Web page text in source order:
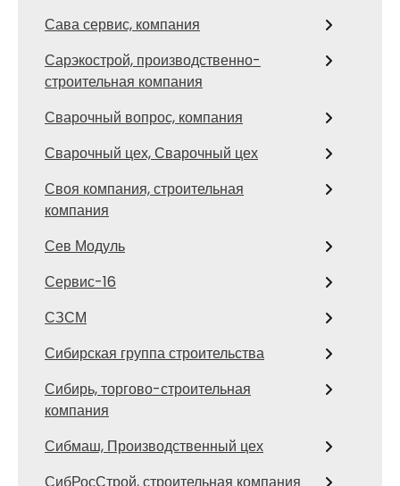
Сава сервис, компания
Сарэкострой, производственно-
строительная компания
Сварочный вопрос, компания
Сварочный цех, Сварочный цех
Своя компания, строительная
компания
Сев Модуль
Сервис-16
СЗСМ
Сибирская группа строительства
Сибирь, торгово-строительная
компания
Сибмаш, Производственный цех